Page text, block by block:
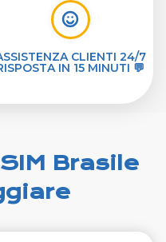
CLIENTI 24/7
IN 15 MINUTI 💬
Brasile